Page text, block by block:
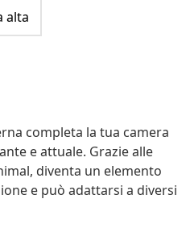
alta
completa la tua camera
e attuale. Grazie alle
diventa un elemento
e può adattarsi a diversi